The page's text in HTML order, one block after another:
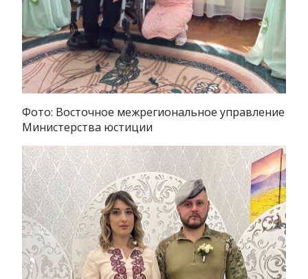
Фото: Восточное межрегиональное управление
Министерства юстиции